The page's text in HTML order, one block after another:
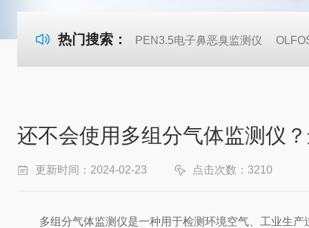
热门搜索： PEN3.5电子鼻恶臭监测仪
还不会使用多组分气体监测仪
更新时间：2024-02-23 点击次数：3210
多组分气体监测仪是一种用于检测环境空气、工业生产